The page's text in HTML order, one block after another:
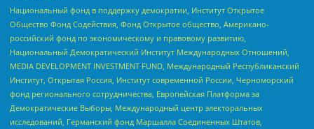
Национальный фонд в поддержку демократии, Институт Открытое
Общество Фонд Содействия, Фонд Открытое общество, Американо-
российский фонд по экономическому и правовому развитию,
Национальный Демократический Институт Международных Отношений,
MEDIA DEVELOPMENT INVESTMENT FUND, Международный Республиканский
Институт, Открытая Россия, Институт современной России, Черноморский
фонд регионального сотрудничества, Европейская Платформа за
Демократические Выборы, Международный центр электоральных
исследований, Германский фонд Маршалла Соединенных Штатов,